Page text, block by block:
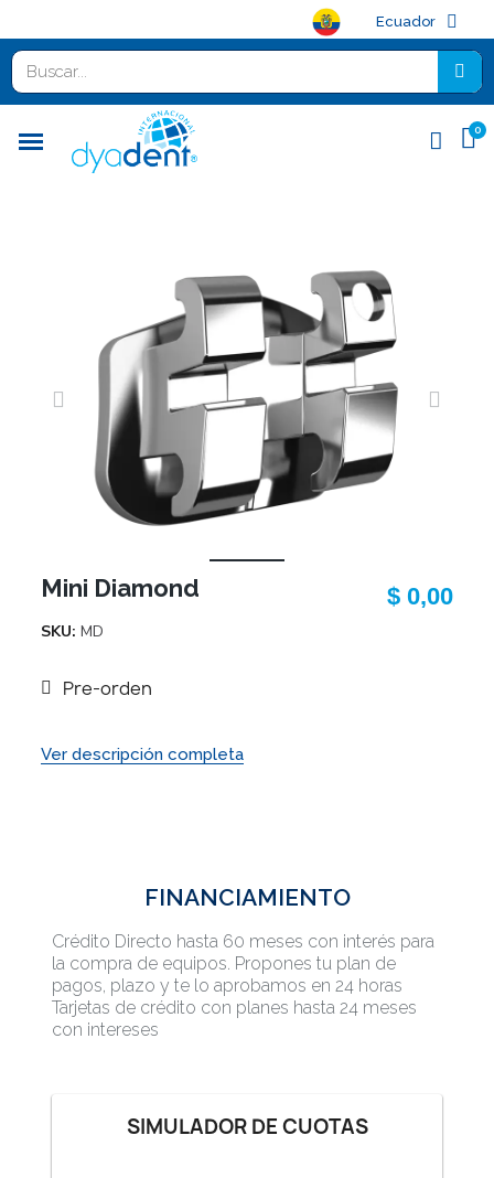
Ecuador
Mini Diamond
SKU MD
$ 0,00
Pre-orden
Ver descripción completa
FINANCIAMIENTO
Crédito Directo hasta 60 meses con interés para
la compra de equipos. Propones tu plan de
pagos, plazo y te lo aprobamos en 24 horas
Tarjetas de crédito con planes hasta 24 meses
con intereses
SIMULADOR DE CUOTAS